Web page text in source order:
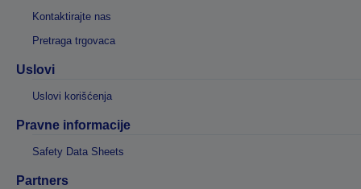
Kontaktirajte nas
Pretraga trgovaca
Uslovi
Uslovi korišćenja
Pravne informacije
Safety Data Sheets
Partners